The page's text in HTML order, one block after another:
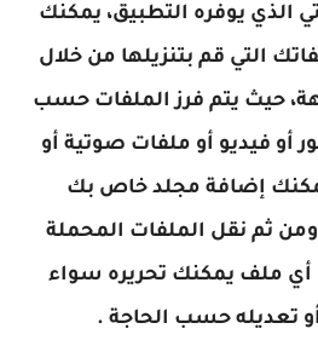
الذي يوفره التطبيق، يمكنك
التي قم بتنزيلها من خلال
حيث يتم فرز الملفات حسب
أو فيديو أو ملفات صوتية أو
إضافة مجلد خاص بك
ثم نقل الملفات المحملة
أي ملف يمكنك تحريره سواء
تعديله حسب الحاجة .